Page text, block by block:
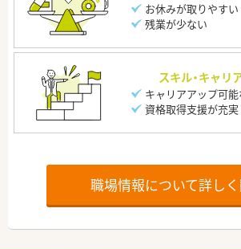
お休みが取りやすい
残業が少ない
スキル・キャリ
キャリアアップ可
資格取得支援が充実
職場情報について詳しく